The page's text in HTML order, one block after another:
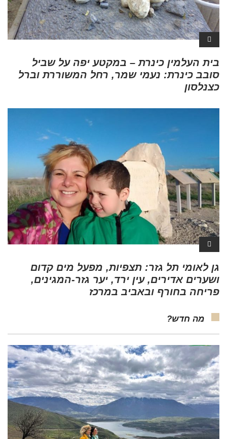
בית העלמין כינרת – במקטע יפה על שביל
סובב כינרת: נעמי שמר, רחל המשוררת וברל
כצנלסון
גן לאומי תל גזר: תצפיות, מפעל מים קדום
ושערים אדירים, עין ירד, יער גזר-המגינים,
פריחה בחורף ובאביב במרכז
מה חדש?